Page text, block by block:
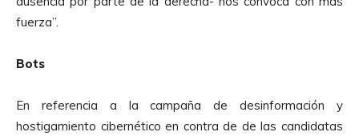
o
d
u
t
r
d
fuerza”.
Bots
En referencia a la campaña de desinformación y
hostigamiento cibernético en contra de de las candidatas